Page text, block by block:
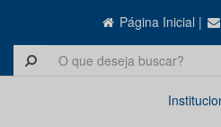
Página Inicial |